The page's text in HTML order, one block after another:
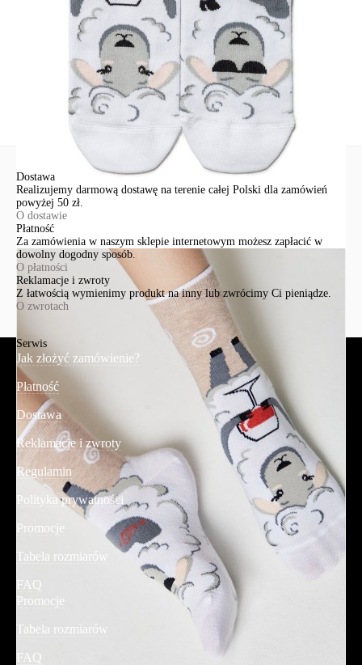
info@conteshop.pl
Ten produkt nie ma pytań Możesz zadać pytanie, klikając przycisk
Zadaj pytanie
Dostawa
Realizujemy darmową dostawę na terenie całej Polski dla zamówień
powyżej 50 zł.
O dostawie
Płatność
Za zamówienia w naszym sklepie internetowym możesz zapłacić w
dowolny dogodny sposób.
O płatności
Reklamacje i zwroty
Z łatwością wymienimy produkt na inny lub zwrócimy Ci pieniądze.
O zwrotach
Serwis
Jak złożyć zamówienie?
Płatność
Dostawa
Reklamacje i zwroty
Regulamin
Polityka prywatności
Promocje
Tabela rozmiarów
FAQ
Promocje
Tabela rozmiarów
FAQ